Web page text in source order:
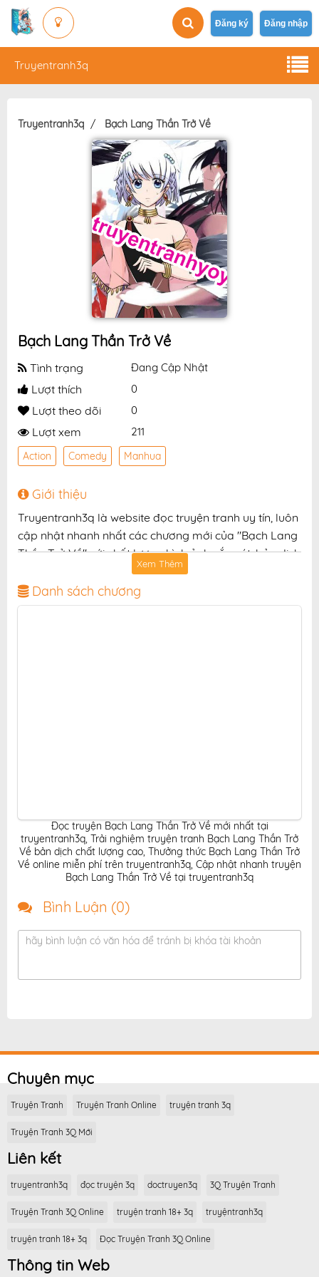
Đăng ký Đăng nhập
Truyentranh3q
Truyentranh3q Bạch Lang Thần Trở Về
Bạch Lang Thần Trở Về
Tình trạng Đang Cập Nhật
Lượt thích 0
Lượt theo dõi 0
Lượt xem 211
Action Comedy Manhua
Giới thiệu
Truyentranh3q là website đọc truyện tranh uy tín, luôn
cập nhật nhanh nhất các chương mới của "Bạch Lang
Thần Trở Về" với chất lượng hình ảnh sắc nét, bản dịch
chuẩn và giao diện thân thiện, mang đến trải nghiệm
đọc truyện hấp dẫn, tiện lợi, hoàn toàn miễn phí cho
độc giả yêu thích truyện tranh online.
Xem Thêm
Danh sách chương
Đọc truyện Bạch Lang Thần Trở Về mới nhất tại
truyentranh3q, Trải nghiệm truyện tranh Bạch Lang Thần Trở
Về bản dịch chất lượng cao, Thưởng thức Bạch Lang Thần Trở
Về online miễn phí trên truyentranh3q, Cập nhật nhanh truyện
Bạch Lang Thần Trở Về tại truyentranh3q
Bình Luận (0)
hãy bình luận có văn hóa để tránh bị khóa tài khoản
Chuyên mục
Truyện Tranh Truyện Tranh Online truyện tranh 3q
Truyện Tranh 3Q Mới
Liên kết
truyentranh3q đọc truyện 3q doctruyen3q 3Q Truyện Tranh
Truyện Tranh 3Q Online truyện tranh 18+ 3q truyệntranh3q
truyện tranh 18+ 3q Đọc Truyện Tranh 3Q Online
Thông tin Web